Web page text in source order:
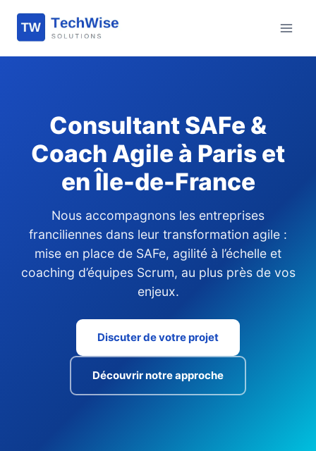
Consultant SAFe &
Coach Agile à Paris et
en Île-de-France
Nous accompagnons les entreprises
franciliennes dans leur transformation agile :
mise en place de SAFe, agilité à l’échelle et
coaching d’équipes Scrum, au plus près de vos
enjeux.
Discuter de votre projet
Découvrir notre approche